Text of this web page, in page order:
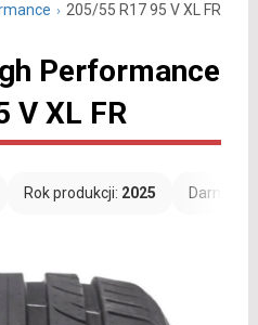
205/55 R17 95 V XL FR
Performance
V XL FR
Rok produkcji: 2025